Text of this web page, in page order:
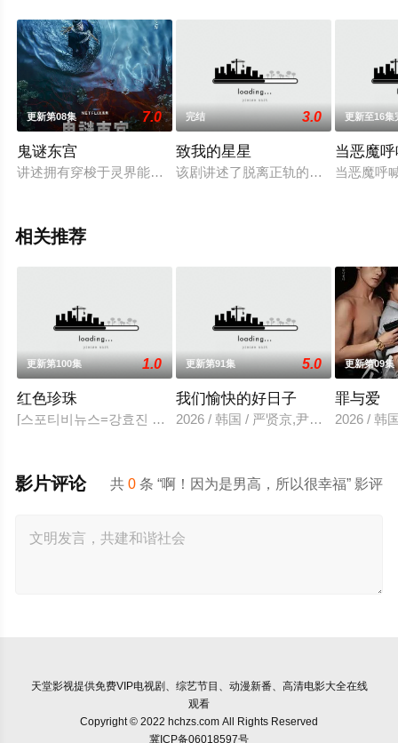
。
更新第08集 7.0
鬼谜东宫
讲述拥有穿梭于灵界能力的具天（南柱赫 饰）和能听见死者声
完结 3.0
致我的星星
该剧讲述了脱离正轨的演员姜叙俊（
更新至16集
当恶魔
当恶魔呼
相关推荐
更新第100集 1.0
红色珍珠
[스포티비뉴스=강효진 기자] 배우 박진희가 본격 컴백 활동에 나
更新第91集 5.0
我们愉快的好日子
2026 / 韩国 / 严贤京,尹仲勋,申正允,
更新第09集
罪与爱
2026 / 韩
共0 条 “啊！因为是男高，所以很幸福” 影评
影片评论
天堂影视提供免费VIP电视剧、综艺节目、动漫新番、高清电影大全在线
观看
Copyright © 2022 hchzs.com All Rights Reserved
冀ICP备06018597号